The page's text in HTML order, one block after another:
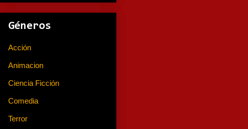
Géneros
Acción
Animacion
Ciencia Ficción
Comedia
Terror